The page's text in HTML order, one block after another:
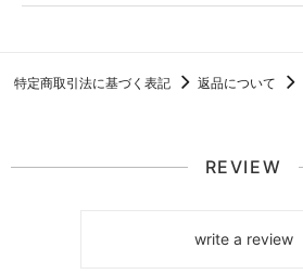
特定商取引法に基づく表記 返品について
REVIEW
write a review